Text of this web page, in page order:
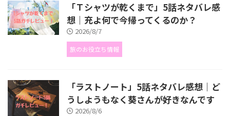
「Ｔシャツが乾くまで」5話ネタバレ感
想｜充よ何で今帰ってくるのか？
2026/8/7
旅のお役立ち情報
「ラストノート」5話ネタバレ感想｜ど
うしようもなく葵さんが好きなんです
2026/8/6